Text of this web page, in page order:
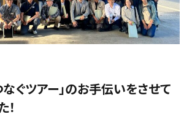
なぐツアー」のお手伝いをさせて